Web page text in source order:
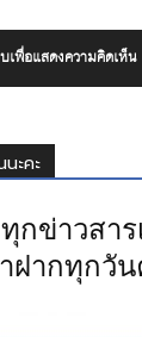
เพื่อแสดงความคิดเห็น
ะคะ
กข่าวสา
ฝากทุกวัน